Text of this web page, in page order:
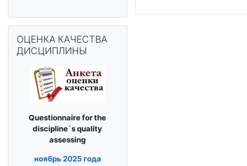
ОЦЕНКА КАЧЕСТВА
ДИСЦИПЛИНЫ
Questionnaire for the
discipline`squality
assessing
ноябрь2025 года